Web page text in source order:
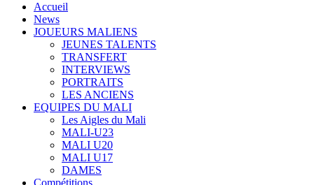
Accueil
News
JOUEURS MALIENS
JEUNES TALENTS
TRANSFERT
INTERVIEWS
PORTRAITS
LES ANCIENS
EQUIPES DU MALI
Les Aigles du Mali
MALI-U23
MALI U20
MALI U17
DAMES
Compétitions